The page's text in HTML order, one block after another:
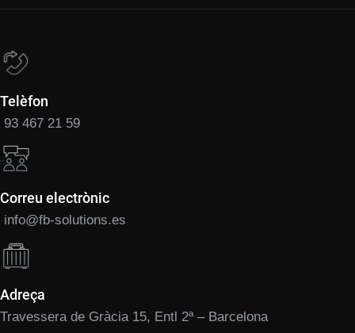
Telèfon
93 467 21 59
Correu electrònic
info@fb-solutions.es
Adreça
Travessera de Gràcia 15, Entl 2ª – Barcelona